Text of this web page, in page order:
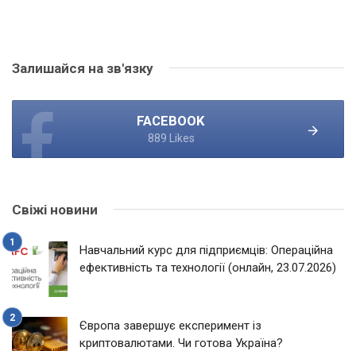
Залишайся на зв'язку
FACEBOOK
889 Likes
Свіжі новини
Навчальний курс для підприємців: Операційна
ефективність та технології (онлайн, 23.07.2026)
Європа завершує експеримент із
криптовалютами. Чи готова Україна?